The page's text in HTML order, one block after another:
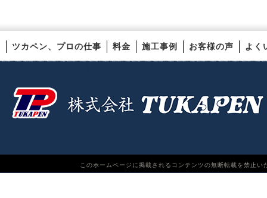
ツカペン、プロの仕事 料金 施工事例 お客様の声 よく
このホームページに掲載されるコンテンツの無断転載を禁